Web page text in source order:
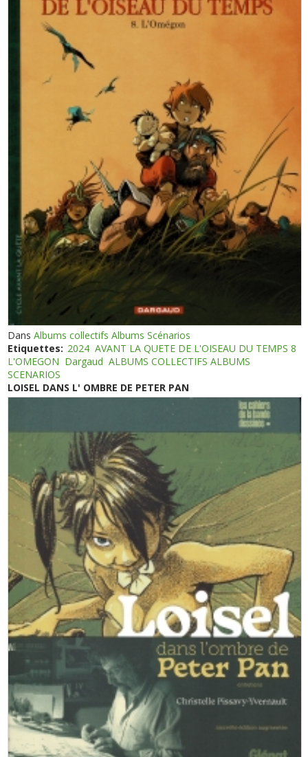
DansAlbums collectifs Albums Scénarios
Etiquettes: 2024 AVANT LA QUETE DE L'OISEAU DU TEMPS 8
L'OMEGON Dargaud ALBUMS COLLECTIFS ALBUMS
SCENARIOS
LOISEL DANS L' OMBRE DE PETER PAN